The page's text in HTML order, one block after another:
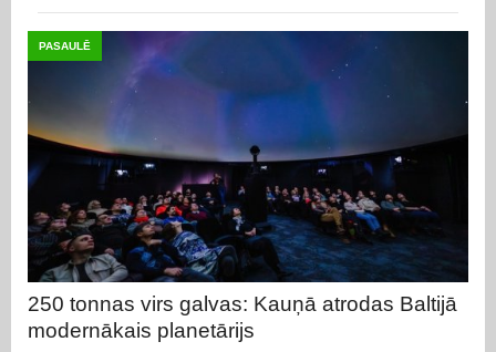
PASAULĒ
250 tonnas virs galvas: Kauņā atrodas Baltijā
modernākais planetārijs